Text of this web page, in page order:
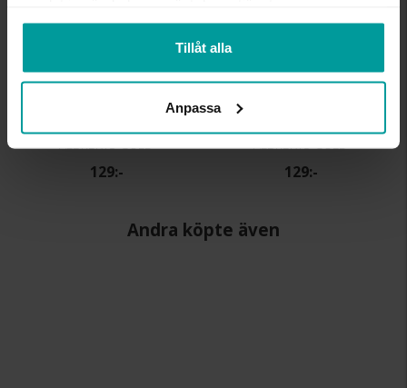
Tillåt alla
Anpassa
ALBREKTS GULD
129:-
ALBREKTS GULD
129:-
Andra köpte även